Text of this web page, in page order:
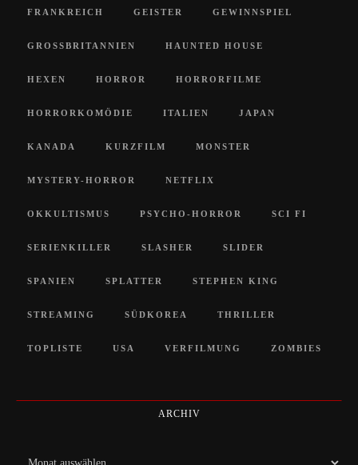
FRANKREICH GEISTER GEWINNSPIEL
GROSSBRITANNIEN HAUNTED HOUSE
HEXEN HORROR HORRORFILME
HORRORKOMÖDIE ITALIEN JAPAN
KANADA KURZFILM MONSTER
MYSTERY-HORROR NETFLIX
OKKULTISMUS PSYCHO-HORROR SCI FI
SERIENKILLER SLASHER SLIDER
SPANIEN SPLATTER STEPHEN KING
STREAMING SÜDKOREA THRILLER
TOPLISTE USA VERFILMUNG ZOMBIES
ARCHIV
Archiv